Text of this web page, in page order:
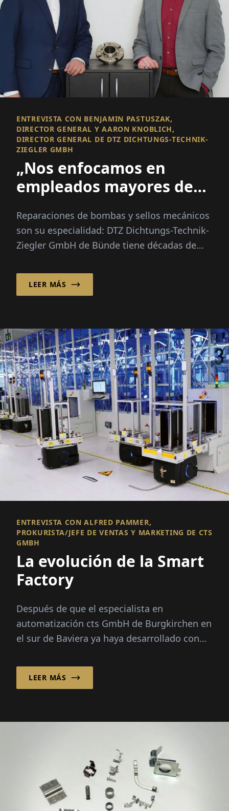
ENTREVISTA CON BENJAMIN PASTUSZAK,
DIRECTOR GENERAL Y AARON KNOBLICH,
DIRECTOR GENERAL DE DTZ DICHTUNGS-TECHNIK-
ZIEGLER GMBH
„Nos enfocamos en
empleados mayores de
Reparaciones de bombas y sellos mecánicos
son su especialidad: DTZ Dichtungs-Technik-
Ziegler GmbH de Bünde tiene décadas de
LEER MÁS
ENTREVISTA CON ALFRED PAMMER,
PROKURISTA/JEFE DE VENTAS Y MARKETING DE CTS
GMBH
La evolución de la Smart
Factory
Después de que el especialista en
automatización cts GmbH de Burgkirchen en
el sur de Baviera ya haya desarrollado con
inteligente para aplicaciones de almacén...
LEER MÁS